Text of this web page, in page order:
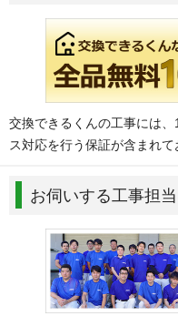
交換できるくんの工事には
ス対応を行う保証が含まれて
お伺いする工事担